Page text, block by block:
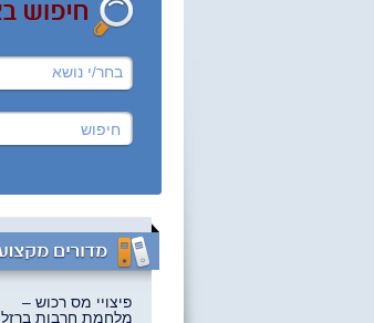
בחר/י נושא
פיצויי מס רכוש –
מלחמת חרבות ברזל